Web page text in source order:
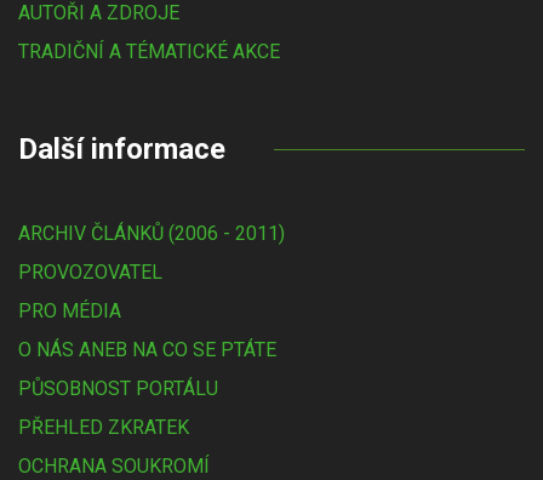
AUTOŘI A ZDROJE
TRADIČNÍ A TÉMATICKÉ AKCE
Další informace
ARCHIV ČLÁNKŮ (2006 - 2011)
PROVOZOVATEL
PRO MÉDIA
O NÁS ANEB NA CO SE PTÁTE
PŮSOBNOST PORTÁLU
PŘEHLED ZKRATEK
OCHRANA SOUKROMÍ